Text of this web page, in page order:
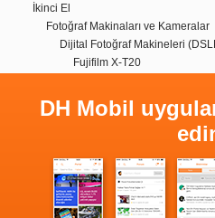
İkinci El
Fotoğraf Makinaları ve Kameralar
Dijital Fotoğraf Makineleri
Fujifilm X-T20
DH Mobil